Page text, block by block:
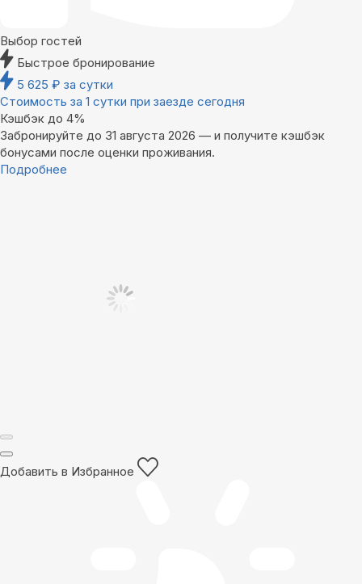
Выбор гостей
Быстрое бронирование
5 625 ₽ за сутки
Стоимость за 1 сутки при заезде сегодня
Кэшбэк до 4%
Забронируйте до 31 августа 2026 — и получите кэшбэк
бонусами после оценки проживания.
Подробнее
Добавить в Избранное